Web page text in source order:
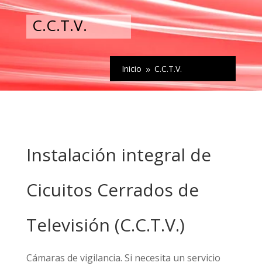
C.C.T.V.
Inicio 9 C.C.T.V.
Instalación integral de
Cicuitos Cerrados de
Televisión (C.C.T.V.)
Cámaras de vigilancia. Si necesita un servicio